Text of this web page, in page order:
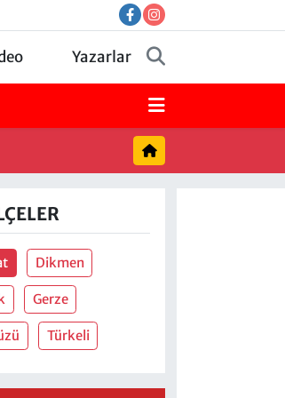
Yazarlar
Dikmen
Gerze
Türkeli